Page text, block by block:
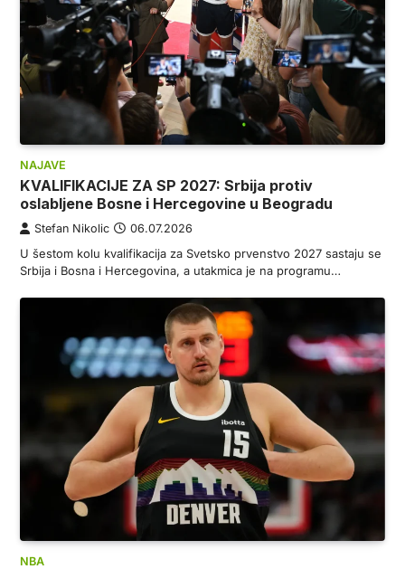
NAJAVE
KVALIFIKACIJE ZA SP 2027: Srbija protiv
oslabljene Bosne i Hercegovine u Beogradu
Stefan Nikolic 06.07.2026
U šestom kolu kvalifikacija za Svetsko prvenstvo 2027 sastaju se
Srbija i Bosna i Hercegovina, a utakmica je na programu…
NBA